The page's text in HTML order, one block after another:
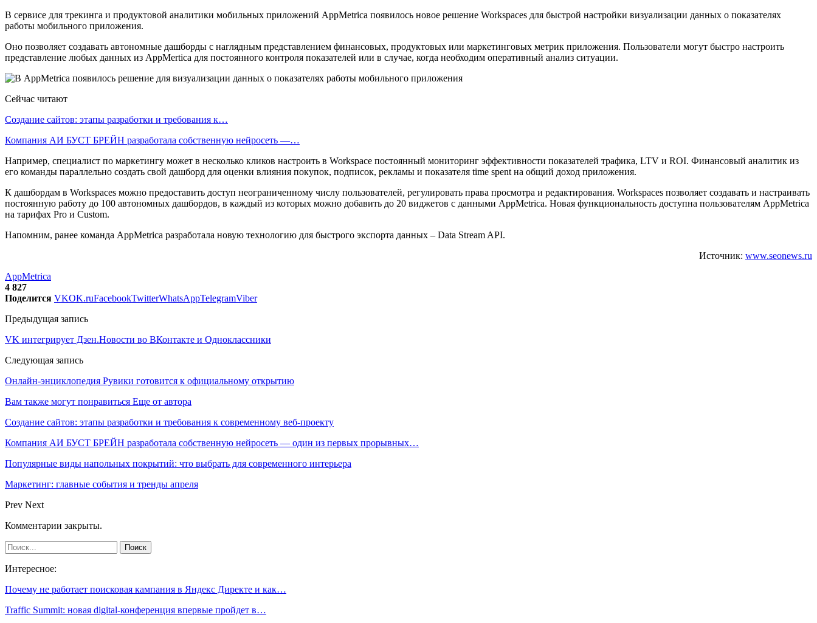
В сервисе для трекинга и продуктовой аналитики мобильных приложений AppMetrica появилось новое решение Workspaces для быстрой настройки визуализации данных о показателях
работы мобильного приложения.
Оно позволяет создавать автономные дашборды с наглядным представлением финансовых, продуктовых или маркетинговых метрик приложения. Пользователи могут быстро настроить
представление любых данных из AppMertica для постоянного контроля показателей или в случае, когда необходим оперативный анализ ситуации.
Сейчас читают
Создание сайтов: этапы разработки и требования к…
Компания АИ БУСТ БРЕЙН разработала собственную нейросеть —…
Например, специалист по маркетингу может в несколько кликов настроить в Workspace постоянный мониторинг эффективности показателей трафика, LTV и ROI. Финансовый аналитик из
его команды параллельно создать свой дашборд для оценки влияния покупок, подписок, рекламы и показателя time spent на общий доход приложения.
К дашбордам в Workspaces можно предоставить доступ неограниченному числу пользователей, регулировать права просмотра и редактирования. Workspaces позволяет создавать и настраивать
постоянную работу до 100 автономных дашбордов, в каждый из которых можно добавить до 20 виджетов с данными AppMetrica. Новая функциональность доступна пользователям AppMetrica
на тарифах Pro и Custom.
Напомним, ранее команда AppMetrica разработала новую технологию для быстрого экспорта данных – Data Stream API.
Источник: www.seonews.ru
AppMetrica
4 827
Поделится VKOK.ruFacebookTwitterWhatsAppTelegramViber
Предыдущая запись
VK интегрирует Дзен.Новости во ВКонтакте и Одноклассники
Следующая запись
Онлайн-энциклопедия Рувики готовится к официальному открытию
Вам также могут понравиться Еще от автора
Создание сайтов: этапы разработки и требования к современному веб-проекту
Компания АИ БУСТ БРЕЙН разработала собственную нейросеть — один из первых прорывных…
Популярные виды напольных покрытий: что выбрать для современного интерьера
Маркетинг: главные события и тренды апреля
Prev Next
Комментарии закрыты.
Интересное:
Почему не работает поисковая кампания в Яндекс Директе и как…
Traffic Summit: новая digital-конференция впервые пройдет в…